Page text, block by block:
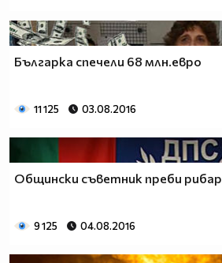
Българка спечели 68 млн.евро
11 125 03.08.2016
Общински съветник преби рибар
9 125 04.08.2016